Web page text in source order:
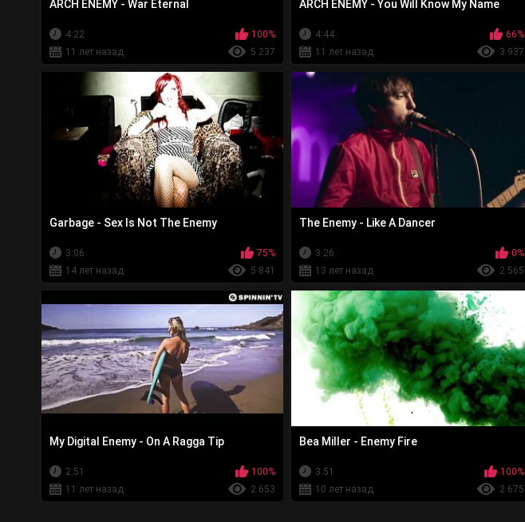
ARCH ENEMY - War Eternal
4:22
100%
11 лет назад
5 237
ARCH ENEMY - You Will Know My Name
4:44
66%
11 лет назад
3 937
Garbage - Sex Is Not The Enemy
3:06
75%
14 лет назад
5 841
The Enemy - Like A Dancer
3:26
0%
13 лет назад
2 565
My Digital Enemy - On A Ragga Tip
2:51
100%
11 лет назад
2 653
Bea Miller - Enemy Fire
3:51
100%
10 лет назад
2 675